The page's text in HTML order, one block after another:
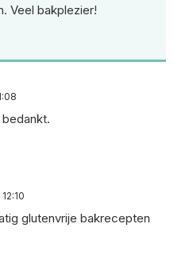
Veel bakplezier!
glutenvrije bakrecepten